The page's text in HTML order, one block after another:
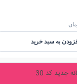
به سبد خرید